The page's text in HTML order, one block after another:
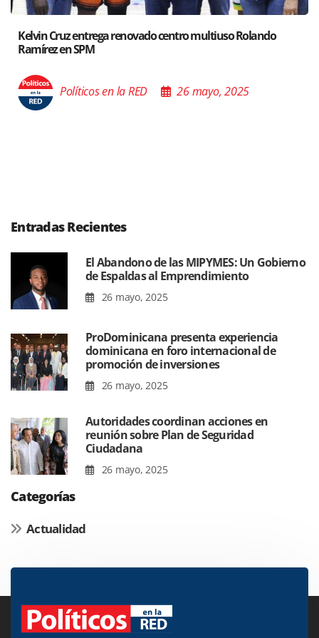
Santiago acoge exposición del Ministro de Cultura
Poder de las Buenas Palabras”
Políticos en la RED 26 mayo, 2025
Entradas Recientes
El Abandono de las MIPYMES: Un Gobierno
de Espaldas al Emprendimiento
26 mayo, 2025
ProDominicana presenta experiencia
dominicana en foro internacional de
promoción de inversiones
26 mayo, 2025
Autoridades coordinan acciones en
reunión sobre Plan de Seguridad
Ciudadana
26 mayo, 2025
Categorías
Actualidad